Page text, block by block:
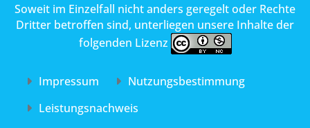
Soweit im Einzelfall nicht anders geregelt oder Rechte
Dritter betroffen sind, unterliegen unsere Inhalte der
folgenden Lizenz
Impressum
Nutzungs­bestimmung
Leistungs­nachweis